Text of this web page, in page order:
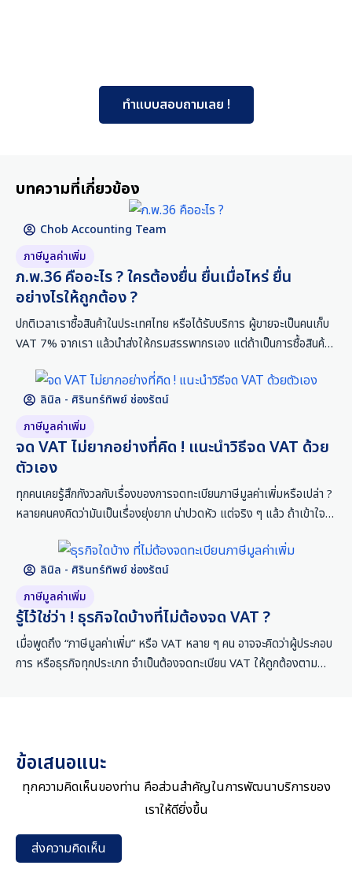
ทำแบบสอบถามเลย !
บทความที่เกี่ยวข้อง
Chob Accounting Team
ภาษีมูลค่าเพิ่ม
ภ.พ.36 คืออะไร ? ใครต้องยื่น ยื่นเมื่อไหร่ ยื่น
อย่างไรให้ถูกต้อง ?
ปกติเวลาเราซื้อสินค้าในประเทศไทย หรือได้รับบริการ ผู้ขายจะเป็นคนเก็บ
VAT 7% จากเรา แล้วนำส่งให้กรมสรรพากรเอง แต่ถ้าเป็นการซื้อสินค้า
ซอฟต์แวร์ หรือบริการออนไลน์ต่าง ๆ ที่ผู้ขายไม่ได้อยู่ในไทย กฎหมาย
กำหนดให้ผู้จ่ายเงินในประเทศไทยต้องเป็นผู้ยื่น และนำส่ง
ลินิล - ศิรินทร์ทิพย์ ช่องรัตน์
ภาษีมูลค่าเพิ่ม
จด VAT ไม่ยากอย่างที่คิด ! แนะนำวิธีจด VAT ด้วย
ตัวเอง
ทุกคนเคยรู้สึกกังวลกับเรื่องของการจดทะเบียนภาษีมูลค่าเพิ่มหรือเปล่า ?
หลายคนคงคิดว่ามันเป็นเรื่องยุ่งยาก น่าปวดหัว แต่จริง ๆ แล้ว ถ้าเข้าใจ
ซับซ้อนอย่างที่คิด ! โดยบทความนี้ ชอบการบัญชี จะมาแนะนำวิธีการจด
ทะเบียน VAT แบบง่าย ๆ ที่คุณสามารถทำได้ด้วยตัวเอง ผ่านช่องทาง
ออนไลน์ค่ะ แต่ก่อนอื่นต้องรู้ก่อนว่า ภาษีมูลค่าเพิ่ม
ลินิล - ศิรินทร์ทิพย์ ช่องรัตน์
ภาษีมูลค่าเพิ่ม
รู้ไว้ใช่ว่า ! ธุรกิจใดบ้างที่ไม่ต้องจด VAT ?
เมื่อพูดถึง “ภาษีมูลค่าเพิ่ม” หรือ VAT หลาย ๆ คน อาจจะคิดว่าผู้ประกอบ
การ หรือธุรกิจทุกประเภท จำเป็นต้องจดทะเบียน VAT ให้ถูกต้องตาม
ข้อเสนอแนะ
ทุกความคิดเห็นของท่าน คือส่วนสำคัญในการพัฒนาบริการของ
เราให้ดียิ่งขึ้น
ส่งความคิดเห็น